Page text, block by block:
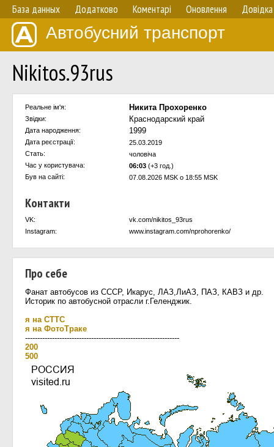
База данных Додатково Коментарі Оновлення Довідка
Автобусний транспорт
Nikitos.93rus
Реальне ім'я: Никита Прохоренко
Звідки: Краснодарский край
Дата народження: 1999
Дата реєстрації:
25.03.2019
Стать:
чоловіча
Час у користувача:
06:03 (+3 год.)
Був на сайті:
07.08.2026 MSK о 18:55 MSK
Контакти
VK:
vk.com/nikitos_93rus
Instagram:
www.instagram.com/nprohorenko/
Про себе
Фанат автобусов из СССР, Икарус, ЛАЗ,ЛиАЗ, ПАЗ, КАВЗ и др.
Историк по автобусной отрасли г.Геленджик.
я на СТТС
я на ФотоТраке
---------------------------------------------------------------
200
500